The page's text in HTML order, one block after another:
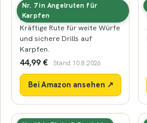
Nr. 7 in Angelruten für
Karpfen
Karpfenrute (12 ft, ~3
lbs)
Kräftige Rute für weite Würfe
und sichere Drills auf
Karpfen.
44,99 € · Stand 10.8.2026
Bei Amazon ansehen ↗